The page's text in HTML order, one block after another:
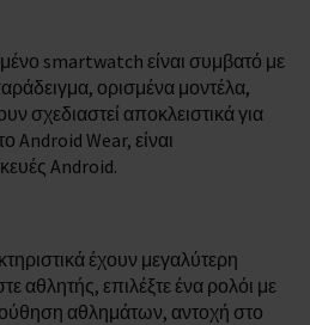
smartwatch είναι συμβατό με
ορισμένα μοντέλα,
σχεδιαστεί αποκλειστικά για
Android Wear, είναι
Android.
έχουν μεγαλύτερη
αθλητής, επιλέξτε ένα ρολόι με
αθλημάτων, αντοχή στο